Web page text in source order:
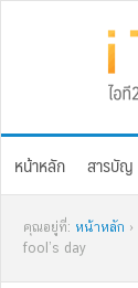
หน้าหลัก สารบัญ
คุณอยู่ที่: หน้าหลัก ›
fool’s day